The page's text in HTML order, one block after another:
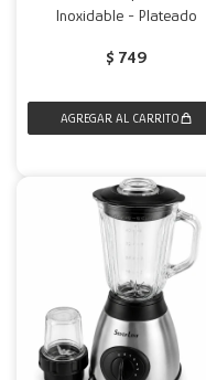
Inoxidable - Plateado
$ 749